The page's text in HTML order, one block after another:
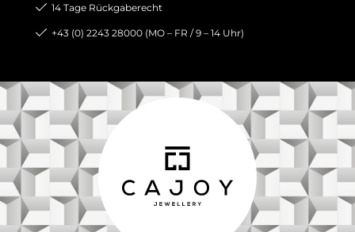
14 Tage Rückgaberecht
+43 (0) 2243 28000 (MO – FR / 9 – 14 Uhr)